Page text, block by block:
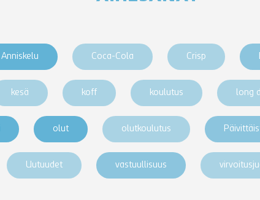
Anniskelu Coca-Cola Crisp
kesä koff koulutus long
olut olutkoulutus
Uutuudet vastuullisuus